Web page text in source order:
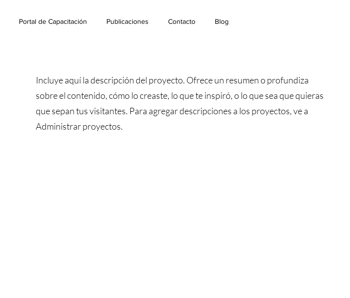
Portal de Capacitación Publicaciones Contacto Blog
Incluye aquí la descripción del proyecto. Ofrece un resumen o profundiza
sobre el contenido, cómo lo creaste, lo que te inspiró, o lo que sea que quieras
que sepan tus visitantes. Para agregar descripciones a los proyectos, ve a
Administrar proyectos.